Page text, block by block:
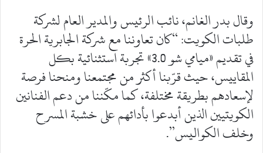
وقال بدر الغانم، نائب الرئيس والمدير العام لشركة
طلبات الكويت: “كان تعاوننا مع شركة الجابرية الحرة
في تقديم «ميامي شو 3.0» تجربة استثنائية بكل
المقاييس، حيث قرّبنا أكثر من مجتمعنا ومنحنا فرصة
لإسعادهم بطريقة مختلفة، كما مكّننا من دعم الفنانين
الكويتيين الذين أبدعوا بأدائهم على خشبة المسرح
وخلف الكواليس”.